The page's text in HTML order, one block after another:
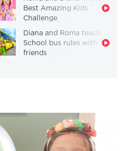
Best Amazing Kids
Challenge
Diana and Roma teach
School bus rules with
friends